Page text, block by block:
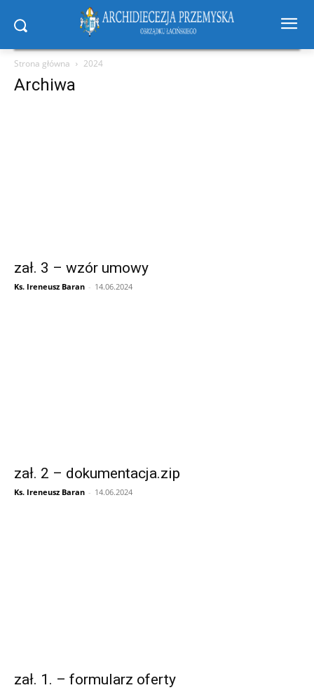
Strona główna 2024
Archiwa
zał. 3 – wzór umowy
Ks. Ireneusz Baran - 14.06.2024
zał. 2 – dokumentacja.zip
Ks. Ireneusz Baran - 14.06.2024
zał. 1. – formularz oferty